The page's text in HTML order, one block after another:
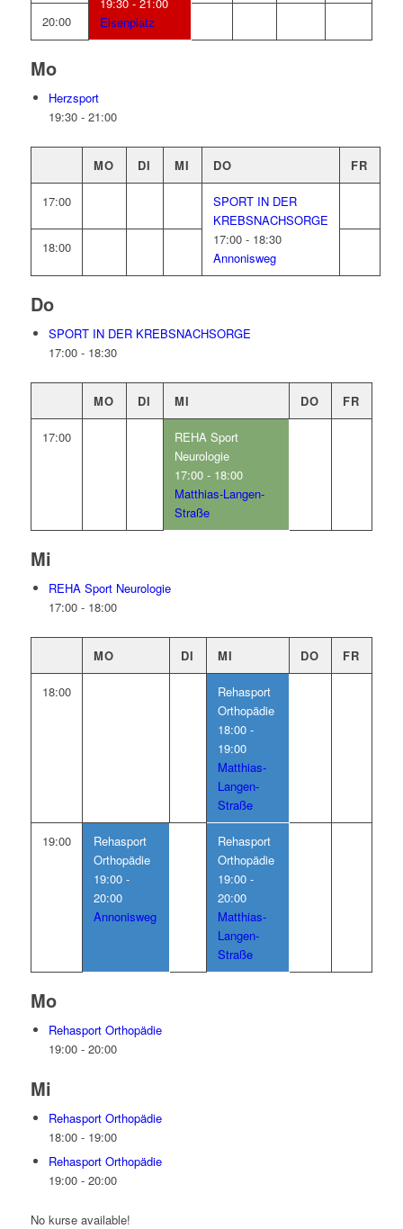
Elsenplatz
20:00
Mo
Herzsport
19:30- 21:00
MO DI MI DO FR
17:00
SPORT IN DER
KREBSNACHSORGE
17:00 - 18:30
Annonisweg
18:00
Do
SPORT IN DER KREBSNACHSORGE
17:00- 18:30
MO DI MI DO FR
17:00
REHA Sport
Neurologie
17:00 - 18:00
Matthias-Langen-
Straße
Mi
REHA Sport Neurologie
17:00- 18:00
MO DI MI DO FR
18:00
Rehasport
Orthopädie
18:00 -
19:00
Matthias-
Langen-
Straße
19:00
Rehasport
Orthopädie
19:00 -
20:00
Annonisweg
Rehasport
Orthopädie
19:00 -
20:00
Matthias-
Langen-
Straße
Mo
Rehasport Orthopädie
19:00- 20:00
Mi
Rehasport Orthopädie
18:00- 19:00
Rehasport Orthopädie
19:00- 20:00
No kurse available!